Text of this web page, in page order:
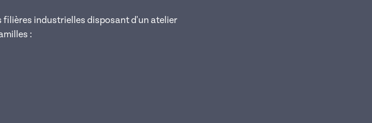
filières industrielles disposant d'un atelier
: